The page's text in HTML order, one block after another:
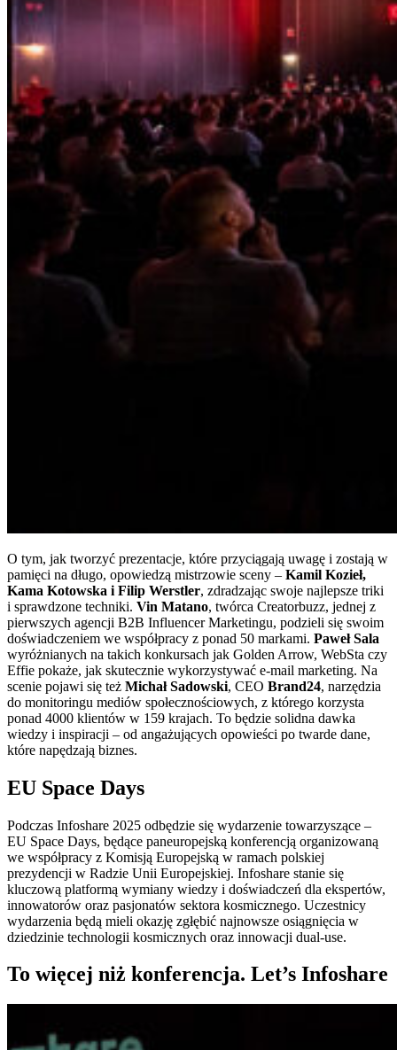
O tym, jak tworzyć prezentacje, które przyciągają uwagę i zostają w
pamięci na długo, opowiedzą mistrzowie sceny – Kamil Kozieł,
Kama Kotowska i Filip Werstler, zdradzając swoje najlepsze triki
i sprawdzone techniki. Vin Matano, twórca Creatorbuzz, jednej z
pierwszych agencji B2B Influencer Marketingu, podzieli się swoim
doświadczeniem we współpracy z ponad 50 markami. Paweł Sala
wyróżnianych na takich konkursach jak Golden Arrow, WebSta czy
Effie pokaże, jak skutecznie wykorzystywać e-mail marketing. Na
scenie pojawi się też Michał Sadowski, CEO Brand24, narzędzia
do monitoringu mediów społecznościowych, z którego korzysta
ponad 4000 klientów w 159 krajach. To będzie solidna dawka
wiedzy i inspiracji – od angażujących opowieści po twarde dane,
które napędzają biznes.
EU Space Days
Podczas Infoshare 2025 odbędzie się wydarzenie towarzyszące –
EU Space Days, będące paneuropejską konferencją organizowaną
we współpracy z Komisją Europejską w ramach polskiej
prezydencji w Radzie Unii Europejskiej. Infoshare stanie się
kluczową platformą wymiany wiedzy i doświadczeń dla ekspertów,
innowatorów oraz pasjonatów sektora kosmicznego. Uczestnicy
wydarzenia będą mieli okazję zgłębić najnowsze osiągnięcia w
dziedzinie technologii kosmicznych oraz innowacji dual-use.
To więcej niż konferencja. Let’s Infoshare